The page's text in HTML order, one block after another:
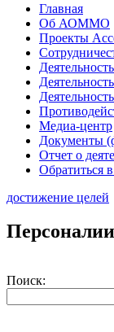
Главная
Об АОММО
Проекты
Медиа-центр
Документы
Отчет о
Обратиться
достижение целей
Поиск: